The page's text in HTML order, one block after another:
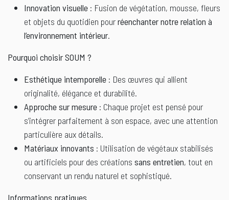
Innovation visuelle : Fusion de végétation, mousse, fleurs
et objets du quotidien pourréenchanter notre relation à
l’environnement intérieur.
Pourquoi choisir SOUM ?
Esthétique intemporelle : Des œuvres qui allient
originalité, élégance et durabilité.
Approche sur mesure : Chaque projet est pensé pour
s’intégrer parfaitement à son espace, avec une attention
particulière aux détails.
Matériaux innovants : Utilisation de végétaux stabilisés
ou artificiels pour des créations sans entretien, tout en
conservant un rendu naturel et sophistiqué.
Informations pratiques